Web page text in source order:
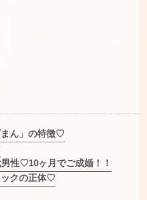
まん」の特徴♡
性♡10ヶ月でご成婚！！
ックの正体♡